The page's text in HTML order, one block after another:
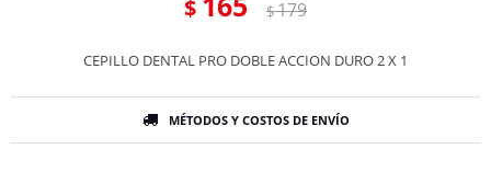
$ $179
CEPILLO DENTAL PRO DOBLE ACCION DURO 2 X 1
MÉTODOS Y COSTOS DE ENVÍO